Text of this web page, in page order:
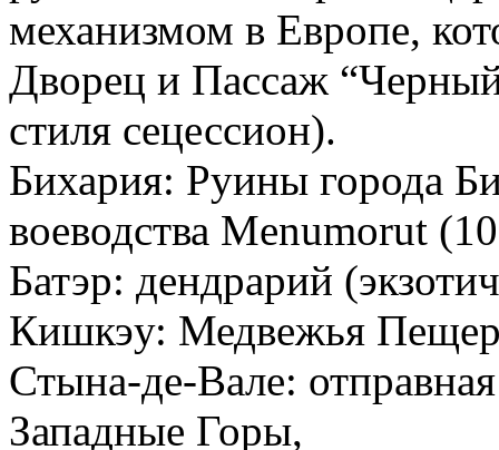
механизмом в Европе,
Дворец и Пассаж
стиля сецессион).
Бихария: Руины города
воеводства Menumorut
Батэр: дендрарий
Кишкэу: Медвежья
Стына-де-Вале:
Западные Горы,